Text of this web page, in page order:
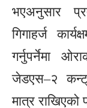
भएअनुसार
गिगाहर्ज
गर्नुपर्नेमा
जेडएस–२
मात्र राखिएको